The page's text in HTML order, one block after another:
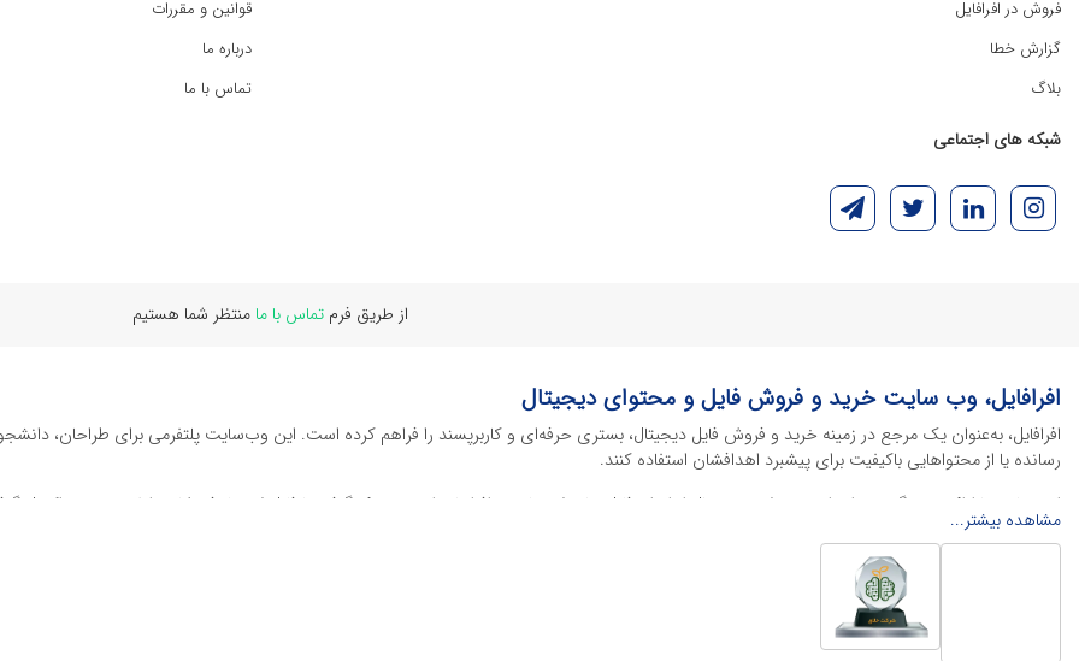
فروش در افرافایل
گزارش خطا
بلاگ
قوانین و مقررات
درباره ما
تماس با ما
شبکه های اجتماعی
از طریق فرمتماس با ما منتظر شما هستیم
افرافایل، وب سایت خرید و فروش فایل و محتوای دیجیتال
افرافایل، به‌عنوان یک مرجع در زمینه خرید و فروش فایل دیجیتال، بستری حرفه‌ای و کاربرپسند را فراهم کرده است. این وب‌سایت‌ پلتفرمی برای طراحان،
رسانده یا از محتواهایی باکیفیت برای پیشبرد اهدافشان استفاده کنند.
این سایت با ارائه تنوع گسترده‌ای از محصولات دیجیتال از انواع فایل های لایه باز نرم افراهای ادیت ویدئو گرفته تا فایل لایه باز فتوشاپ، ایلاستریتور و
خود را کاهش داده و به سرعت پروژه‌های خود را تکمیل کنند. در ادامه، به معرفی گوشه‌ای از محصولات افرافایل پرداخته‌ایم:
محصولات گرافیکی
محصولات گرافیکی یکی از پرکاربردترین و ارزشمندترین دسته‌بندی‌ها در دنیای دیجیتال هستند که نیازهای کسب‌وکارها، طراحان و سایر افراد را برآورده
، پوسترهای تبلیغاتی، بنرهای چاپی و آنلاین و طرح‌های لایه باز متنوعی می‌شوند.
مشاهده بیشتر...